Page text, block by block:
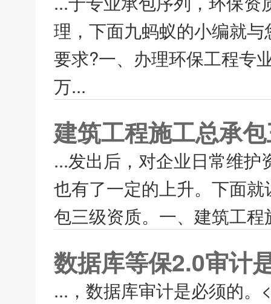
理，下面九蚂蚁的小编就
要求?一、办理环保工程专
万...
建筑工程施工总承
...发出后，对企业日常维
也有了一定的上升。下面
包三级资质。一、建筑工
数据库等保2.0审计
...，数据库审计是必须的